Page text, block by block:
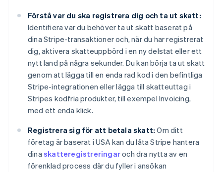
Förstå var du ska registrera dig och ta ut skatt:
Identifiera var du behöver ta ut skatt baserat på
dina Stripe-transaktioner och, när du har registrerat
dig, aktivera skatteuppbörd i en ny delstat eller ett
nytt land på några sekunder. Du kan börja ta ut skatt
genom att lägga till en enda rad kod i den befintliga
Stripe-integrationen eller lägga till skatteuttag i
Stripes kodfria produkter, till exempel Invoicing,
med ett enda klick.
Registrera sig för att betala skatt: Om ditt
företag är baserat i USA kan du låta Stripe hantera
dinaskatteregistreringaroch dra nytta av en
förenklad process där du fyller i ansökan
Australien
English
NederlandsFrançaisDeutschEnglish
Brasilien
Português English
Bulgarien
English
Cypern
English
Danmark
Estland
English
Fastlandskina
简体中文 English